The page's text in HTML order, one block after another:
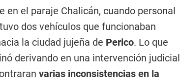
en el paraje Chalicán, cuando personal
dos vehículos que funcionaban
la ciudad jujeña de Perico. Lo que
derivando en una intervención judicial
varias inconsistencias en la